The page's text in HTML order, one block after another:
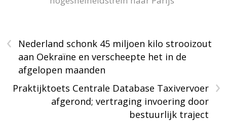
‹
Nederland schonk 45 miljoen kilo strooizout
aan Oekraïne en verscheepte het in de
afgelopen maanden
›
Praktijktoets Centrale Database Taxivervoer
afgerond; vertraging invoering door
bestuurlijk traject